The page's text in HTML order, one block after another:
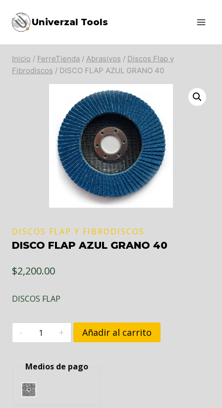
Univerzal Tools
Inicio / FerreTienda / Abrasivos / Discos Flap y
Fibrodiscos / DISCO FLAP AZUL GRANO 40
DISCOS FLAP Y FIBRODISCOS
DISCO FLAP AZUL GRANO 40
$2,200.00
DISCOS FLAP
DISCO
AZUL
40
Añadir al carrito
Medios de pago